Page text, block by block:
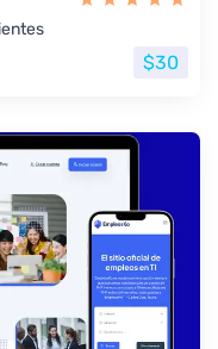
$30